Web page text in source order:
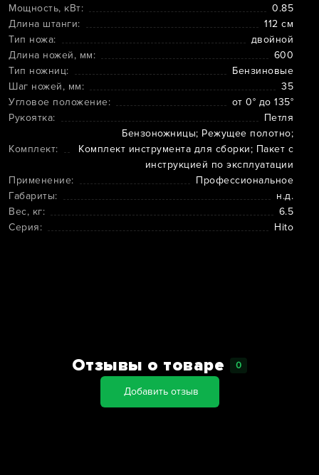
Мощность, кВт:
0.85
Длина штанги:
112 см
Тип ножа:
двойной
Длина ножей, мм:
600
Тип ножниц:
Бензиновые
Шаг ножей, мм:
35
Угловое положение:
от 0° до 135°
Рукоятка:
Петля
Комплект:
Бензоножницы; Режущее полотно;
Комплект инструмента для сборки; Пакет с
инструкцией по эксплуатации
Применение:
Профессиональное
Габариты:
н.д.
Вес, кг:
6.5
Серия:
Hito
Отзывы о товаре 0
Добавить отзыв